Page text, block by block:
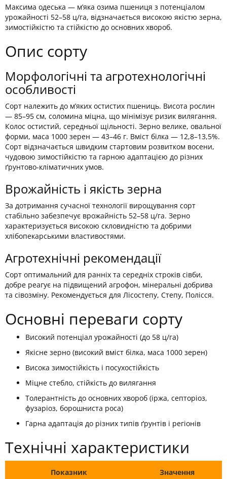
Максима одеська — м’яка озима пшениця з потенціалом
урожайності 52–58 ц/га, відзначається високою якістю зерна,
зимостійкістю та стійкістю до основних хвороб.
Опис сорту
Морфологічні та агротехнологічні
особливості
Сорт належить до м’яких остистих пшениць. Висота рослин
— 85–95 см, соломина міцна, що мінімізує ризик вилягання.
Колос остистий, середньої щільності. Зерно велике, овальної
форми, маса 1000 зерен — 43–46 г. Вміст білка — 12,8–13,5%.
Сорт відзначається швидким стартовим розвитком восени,
чудовою зимостійкістю та гарною адаптацією до різних
ґрунтово-кліматичних умов.
Врожайність і якість зерна
За дотримання сучасної технології вирощування сорт
стабільно забезпечує врожайність 52–58 ц/га. Зерно
характеризується високою скловидністю та добрими
хлібопекарськими властивостями.
Агротехнічні рекомендації
Сорт оптимальний для ранніх та середніх строків сівби,
добре реагує на підвищений агрофон, мінеральні добрива
та сівозміну. Рекомендується для Лісостепу, Степу, Полісся.
Основні переваги сорту
Високий потенціал урожайності (до 58 ц/га)
Якісне зерно (високий вміст білка, маса 1000 зерен)
Висока зимостійкість і посухостійкість
Міцне стебло, стійкість до вилягання
Толерантність до основних хвороб (іржа, септоріоз,
фузаріоз, борошниста роса)
Гарна адаптація до різних типів ґрунтів і регіонів
Технічні характеристики
Показник Значення